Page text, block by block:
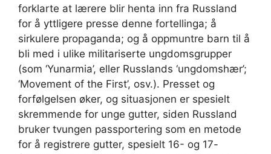
forklarte at lærere blir henta inn fra Russland
for å yttligere presse denne fortellinga; å
sirkulere propaganda; og å oppmuntre barn til å
bli med i ulike militariserte ungdomsgrupper
(som ‘Yunarmia’, eller Russlands ‘ungdomshær’;
‘Movement of the First’, osv.). Presset og
forfølgelsen øker, og situasjonen er spesielt
skremmende for unge gutter, siden Russland
bruker tvungen passportering som en metode
for å registrere gutter, spesielt 16- og 17-